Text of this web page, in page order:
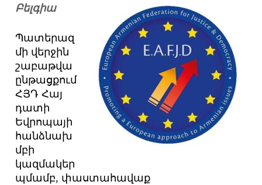
Բելգիա
Պատերազ
մի վերջին
շաբաթվա
ընթացքում
ՀՅԴ Հայ
դատի
Եվրոպայի
հանձնախ
մբի
կազմակեր
պմամբ, փաստահավաք